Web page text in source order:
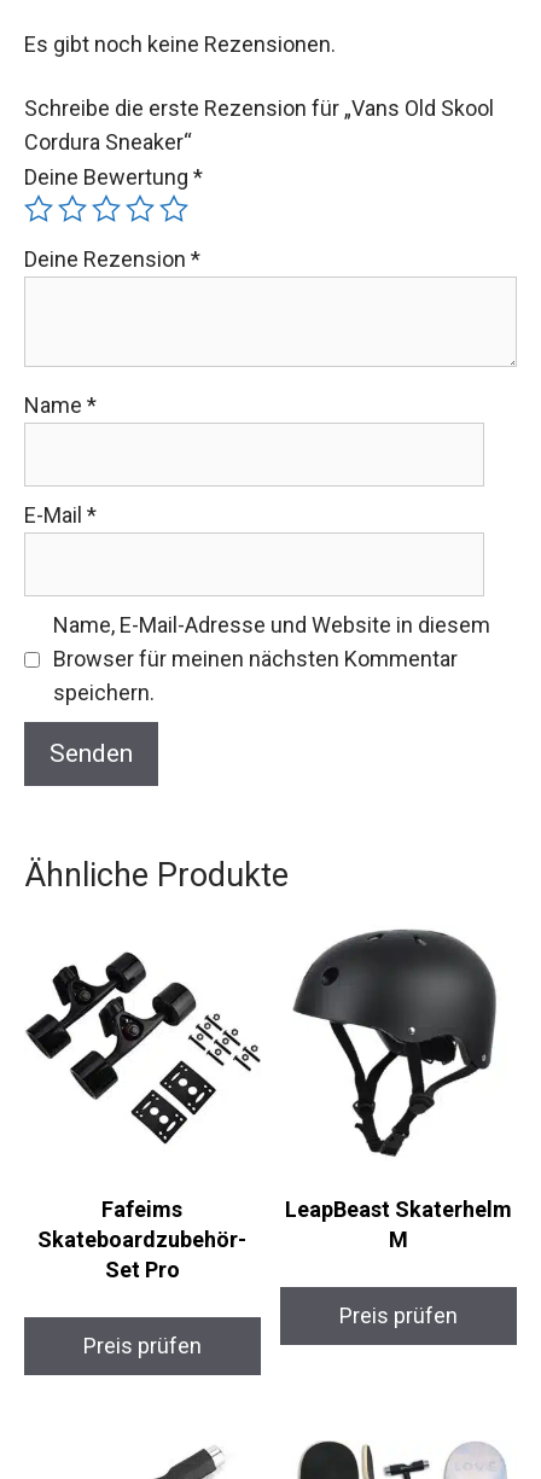
Es gibt noch keine Rezensionen.
Schreibe die erste Rezension für „Vans Old Skool
Cordura Sneaker“
Deine Bewertung *
Deine Rezension *
Name *
E-Mail *
Name, E-Mail-Adresse und Website in diesem
Browser für meinen nächsten Kommentar
speichern.
Ähnliche Produkte
Fafeims
Skateboardzubehör-
Set Pro
Preis prüfen
LeapBeast Skaterhelm
M
Preis prüfen